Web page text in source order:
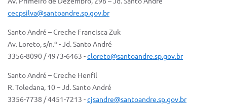
cecpsilva@santoandre.sp.gov.br
Santo André – Creche Francisca Zuk
Av. Loreto, s/n.º - Jd. Santo André
3356-8090 / 4973-6463 -cloreto@santoandre.sp.gov.br
Santo André – Creche Henfil
R. Toledana, 10 – Jd. Santo André
3356-7738 / 4451-7213 -cjsandre@santoandre.sp.gov.br